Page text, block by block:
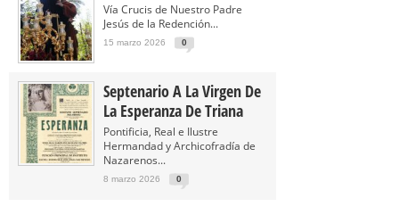
Vía Crucis de Nuestro Padre
Jesús de la Redención...
15 marzo 2026 0
Septenario A La Virgen De
La Esperanza De Triana
Pontificia, Real e Ilustre
Hermandad y Archicofradía de
Nazarenos...
8 marzo 2026 0